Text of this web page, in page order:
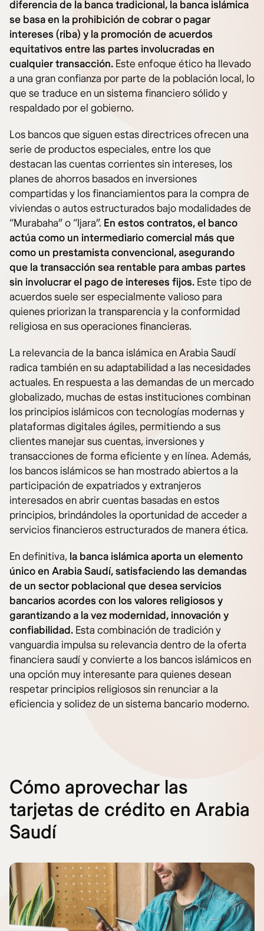
diferencia de la banca tradicional, la banca islámica
se basa en la prohibición de cobrar o pagar
intereses (riba) y la promoción de acuerdos
equitativos entre las partes involucradas en
cualquier transacción. Este enfoque ético ha llevado
a una gran confianza por parte de la población local, lo
que se traduce en un sistema financiero sólido y
respaldado por el gobierno.
Los bancos que siguen estas directrices ofrecen una
serie de productos especiales, entre los que
destacan las cuentas corrientes sin intereses, los
planes de ahorros basados en inversiones
compartidas y los financiamientos para la compra de
viviendas o autos estructurados bajo modalidades de
“Murabaha” o “Ijara”. En estos contratos, el banco
actúa como un intermediario comercial más que
como un prestamista convencional, asegurando
que la transacción sea rentable para ambas partes
sin involucrar el pago de intereses fijos. Este tipo de
acuerdos suele ser especialmente valioso para
quienes priorizan la transparencia y la conformidad
religiosa en sus operaciones financieras.
La relevancia de la banca islámica en Arabia Saudí
radica también en su adaptabilidad a las necesidades
actuales. En respuesta a las demandas de un mercado
globalizado, muchas de estas instituciones combinan
los principios islámicos con tecnologías modernas y
plataformas digitales ágiles, permitiendo a sus
clientes manejar sus cuentas, inversiones y
transacciones de forma eficiente y en línea. Además,
los bancos islámicos se han mostrado abiertos a la
participación de expatriados y extranjeros
interesados en abrir cuentas basadas en estos
principios, brindándoles la oportunidad de acceder a
servicios financieros estructurados de manera ética.
En definitiva, la banca islámica aporta un elemento
único en Arabia Saudí, satisfaciendo las demandas
de un sector poblacional que desea servicios
bancarios acordes con los valores religiosos y
garantizando a la vez modernidad, innovación y
confiabilidad. Esta combinación de tradición y
vanguardia impulsa su relevancia dentro de la oferta
financiera saudí y convierte a los bancos islámicos en
una opción muy interesante para quienes desean
respetar principios religiosos sin renunciar a la
eficiencia y solidez de un sistema bancario moderno.
Cómo aprovechar las
tarjetas de crédito en Arabia
Saudí